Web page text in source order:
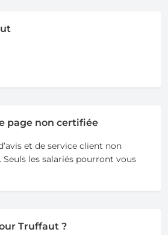
page non certifiée
et de service client non
les salariés pourront vous
Truffaut ?